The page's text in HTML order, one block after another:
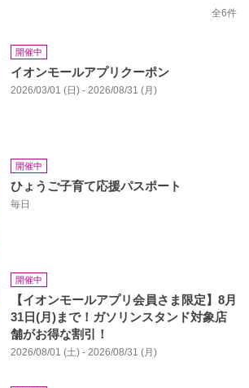
全6件
開催中
イオンモールアプリクーポン
2026/03/01 (日) - 2026/08/31 (月)
開催中
ひょうご子育て応援パスポート
毎日
開催中
【イオンモールアプリ会員さま限定】8月
31日(月)まで！ガソリンスタンド対象店
舗がお得な割引！
2026/08/01 (土) - 2026/08/31 (月)